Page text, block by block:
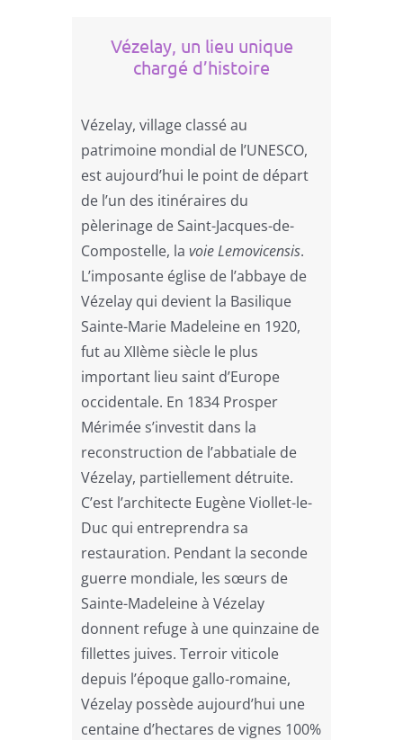
Vézelay, un lieu unique
chargé d’histoire
Vézelay, village classé au
patrimoine mondial de l’UNESCO,
est aujourd’hui le point de départ
de l’un des itinéraires du
pèlerinage de Saint-Jacques-de-
Compostelle, la voie Lemovicensis.
L’imposante église de l’abbaye de
Vézelay qui devient la Basilique
Sainte-Marie Madeleine en 1920,
fut au XIIème siècle le plus
important lieu saint d’Europe
occidentale. En 1834 Prosper
Mérimée s’investit dans la
reconstruction de l’abbatiale de
Vézelay, partiellement détruite.
C’est l’architecte Eugène Viollet-le-
Duc qui entreprendra sa
restauration. Pendant la seconde
guerre mondiale, les sœurs de
Sainte-Madeleine à Vézelay
donnent refuge à une quinzaine de
fillettes juives. Terroir viticole
depuis l’époque gallo-romaine,
Vézelay possède aujourd’hui une
centaine d’hectares de vignes 100%